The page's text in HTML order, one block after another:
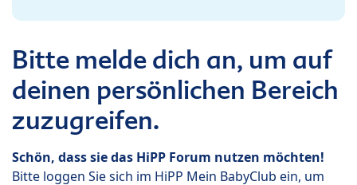
Bitte melde dich an, um auf
deinen persönlichen Bereich
zuzugreifen.
Schön, dass sie das HiPP Forum nutzen möchten!
Bitte loggen Sie sich im HiPP Mein BabyClub ein, um